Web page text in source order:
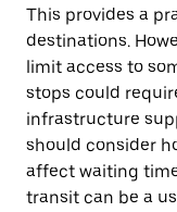
This provides a
destinations.
limit access to
stops could
infrastructure
should consider
affect waiting
transit can be a